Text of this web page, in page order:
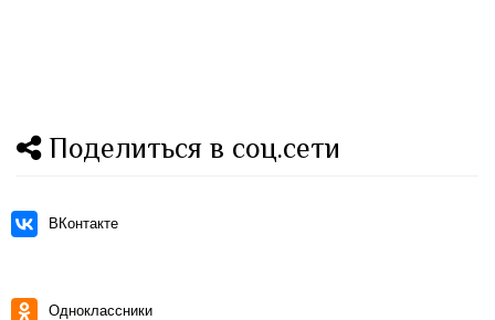
Поделиться в соц.сети
ВКонтакте
Одноклассники